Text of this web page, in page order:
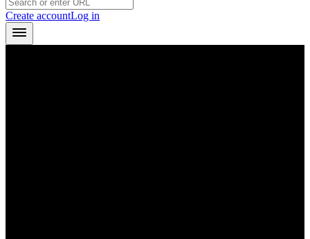
Create accountLog in